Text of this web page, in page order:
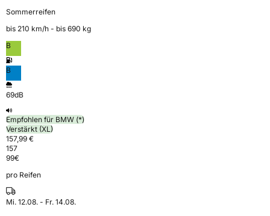
Sommerreifen
bis 210 km⁠/⁠h - bis 690 kg
B
B
69dB
Empfohlen für BMW (*)
Verstärkt (XL)
157,99 €
157
99€
pro Reifen
Mi. 12.08. - Fr. 14.08.